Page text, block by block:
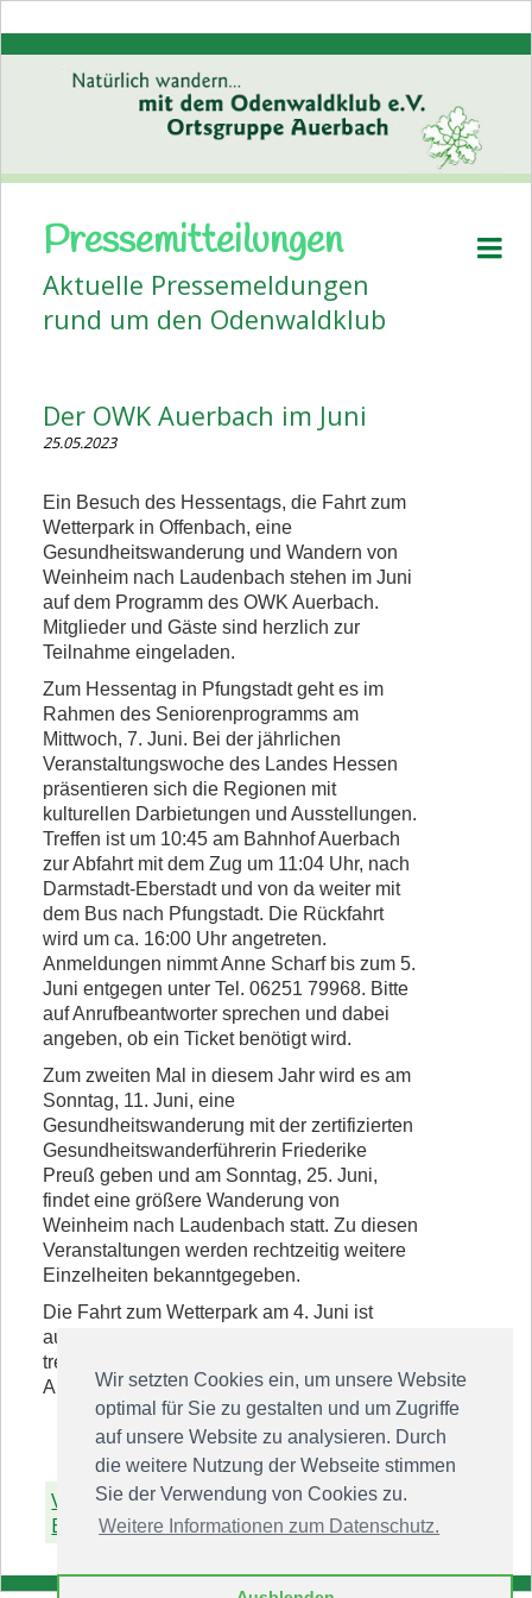
Wir setzten Cookies ein, um unsere Website
optimal für Sie zu gestalten und um Zugriffe
auf unsere Website zu analysieren. Durch
die weitere Nutzung der Webseite stimmen
Sie der Verwendung von Cookies zu.
Weitere Informationen zum Datenschutz.
Startseite
Aktuelles
Pressemitteilungen
Wanderplan
Bildergalerien
Vorstand
Kontakt
Beitrittserklärung
Pressemitteilungen
Aktuelle Pressemeldungen
rund um den Odenwaldklub
Der OWK Auerbach im Juni
25.05.2023
Ein Besuch des Hessentags, die Fahrt zum
Wetterpark in Offenbach, eine
Gesundheitswanderung und Wandern von
Weinheim nach Laudenbach stehen im Juni
auf dem Programm des OWK Auerbach.
Mitglieder und Gäste sind herzlich zur
Teilnahme eingeladen.
Zum Hessentag in Pfungstadt geht es im
Rahmen des Seniorenprogramms am
Mittwoch, 7. Juni. Bei der jährlichen
Veranstaltungswoche des Landes Hessen
präsentieren sich die Regionen mit
kulturellen Darbietungen und Ausstellungen.
Treffen ist um 10:45 am Bahnhof Auerbach
zur Abfahrt mit dem Zug um 11:04 Uhr, nach
Darmstadt-Eberstadt und von da weiter mit
dem Bus nach Pfungstadt. Die Rückfahrt
wird um ca. 16:00 Uhr angetreten.
Anmeldungen nimmt Anne Scharf bis zum 5.
Juni entgegen unter Tel. 06251 79968. Bitte
auf Anrufbeantworter sprechen und dabei
angeben, ob ein Ticket benötigt wird.
Zum zweiten Mal in diesem Jahr wird es am
Sonntag, 11. Juni, eine
Gesundheitswanderung mit der zertifizierten
Gesundheitswanderführerin Friederike
Preuß geben und am Sonntag, 25. Juni,
findet eine größere Wanderung von
Weinheim nach Laudenbach statt. Zu diesen
Veranstaltungen werden rechtzeitig weitere
Einzelheiten bekanntgegeben.
Die Fahrt zum Wetterpark am 4. Juni ist
ausgebucht. Die angemeldeten Personen
treffen sich um 8:45 Uhr ebenfalls am
Auerbacher Bahnhof.
Voriger
Beitrag
Zurück zur
Übersicht
Nächster
Beitrag